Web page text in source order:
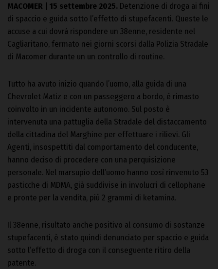
MACOMER | 15 settembre 2025. Detenzione di droga ai fini
di spaccio e guida sotto l’effetto di stupefacenti. Queste le
accuse a cui dovrà rispondere un 38enne, residente nel
Cagliaritano, fermato nei giorni scorsi dalla Polizia Stradale
di Macomer durante un un controllo di routine.
Tutto ha avuto inizio quando l’uomo, alla guida di una
Chevrolet Matiz e con un passeggero a bordo, è rimasto
coinvolto in un incidente autonomo. Sul posto è
intervenuta una pattuglia della Stradale del distaccamento
della cittadina del Marghine per effettuare i rilievi. Gli
Agenti, insospettiti dal comportamento del conducente,
hanno deciso di procedere con una perquisizione
personale. Nel marsupio dell’uomo hanno così rinvenuto 53
pasticche di MDMA, già suddivise in involucri di cellophane
e pronte per la vendita, più 2 grammi di ketamina.
Il 38enne, risultato anche positivo al consumo di sostanze
stupefacenti, è stato quindi denunciato per spaccio e guida
sotto l’effetto di droga con il conseguente ritiro della
patente.